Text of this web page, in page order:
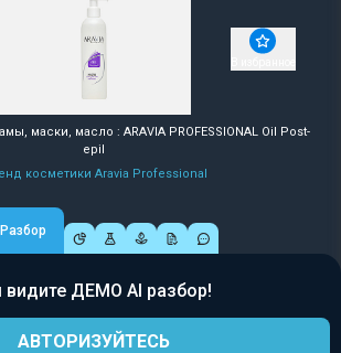
маски, масло : ARAVIA PROFESSIONAL Oil Post-
epil
косметики Aravia Professional
видите ДЕМО AI разбор!
АВТОРИЗУЙТЕСЬ